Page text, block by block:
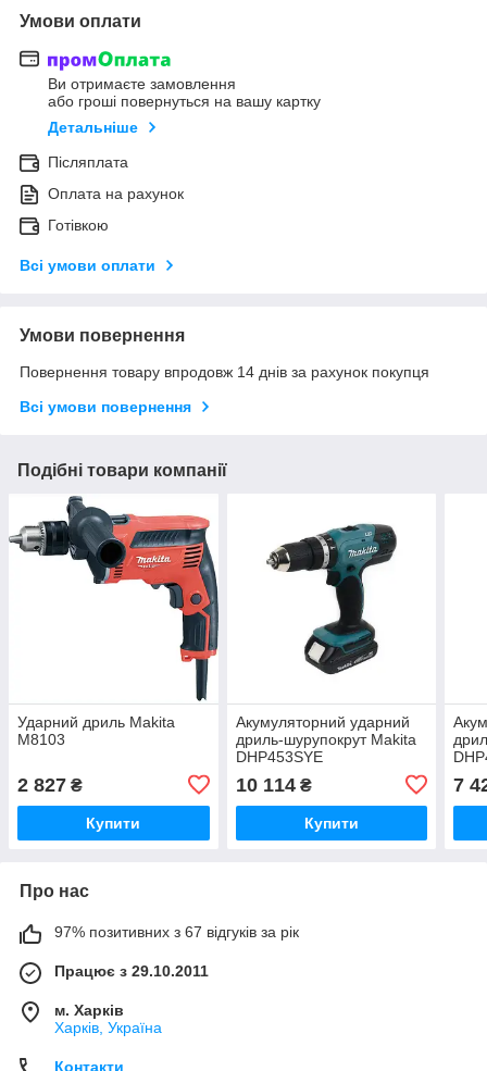
Умови оплати
Ви отримаєте замовлення
або гроші повернуться на вашу картку
Детальніше
Післяплата
Оплата на рахунок
Готівкою
Всі умови оплати
Умови повернення
Повернення товару впродовж 14 днів за рахунок покупця
Всі умови повернення
Подібні товари компанії
Ударний дриль Makita
M8103
2 827 ₴
Купити
Акумуляторний ударний
дриль-шурупокрут Makita
DHP453SYE
10 114₴
Купити
7
Про нас
97% позитивних з 67 відгуків за рік
Працює з 29.10.2011
м. Харків
Харків, Україна
Контакти